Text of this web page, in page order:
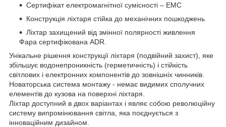
Сертифікат електромагнітної сумісності – EMC
Конструкція ліхтаря стійка до механічних пошкоджень
Ліхтар захищений від змінної полярності живлення
Фара сертифікована ADR.
Унікальне рішення конструкції ліхтаря (подвійний захист), яке
збільшує водонепроникність (герметичність) і стійкість
світлових і електронних компонентів до зовнішніх чинників.
Новаторська система монтажу - немає видимих сполучних
елементів до кузова на поверхні ліхтаря.
Ліхтар доступний в двох варіантах і являє собою революційну
систему випромінювання світла, яка поєднується з
інноваційним дизайном.